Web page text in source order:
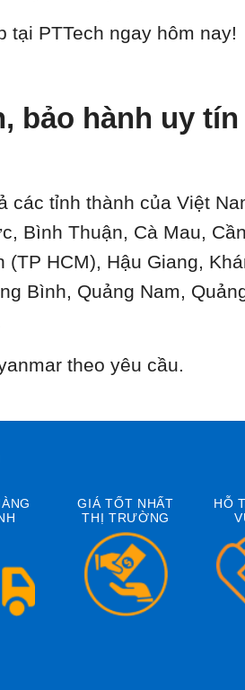
tại PTTech ngay hôm nay!
bảo hành uy
các tỉnh thành của Việt
Bình Thuận, Cà Mau,
HCM), Hậu Giang,
Bình, Quảng Nam,
theo yêu cầu.
GIÁ TỐT NHẤT
THỊ TRƯỜNG
HỖ